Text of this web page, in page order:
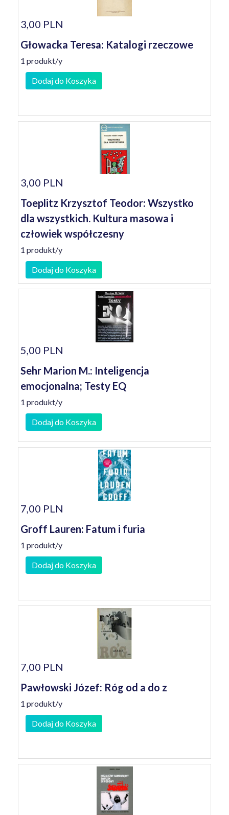
3,00 PLN
Głowacka Teresa: Katalogi rzeczowe
1 produkt/y
Dodaj do Koszyka
3,00 PLN
Toeplitz Krzysztof Teodor: Wszystko
dla wszystkich. Kultura masowa i
człowiek współczesny
1 produkt/y
Dodaj do Koszyka
5,00 PLN
Sehr Marion M.: Inteligencja
emocjonalna; Testy EQ
1 produkt/y
Dodaj do Koszyka
7,00 PLN
Groff Lauren: Fatum i furia
1 produkt/y
Dodaj do Koszyka
7,00 PLN
Pawłowski Józef: Róg od a do z
1 produkt/y
Dodaj do Koszyka